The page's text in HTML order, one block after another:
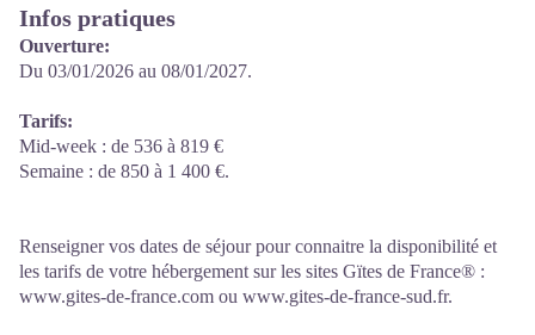
Infos pratiques
Ouverture:
Du 03/01/2026 au 08/01/2027.
Tarifs:
Mid-week : de 536 à 819 €
Semaine : de 850 à 1 400 €.
Renseigner vos dates de séjour pour connaitre la disponibilité et
les tarifs de votre hébergement sur les sites Gïtes de France® :
www.gites-de-france.com ou www.gites-de-france-sud.fr.